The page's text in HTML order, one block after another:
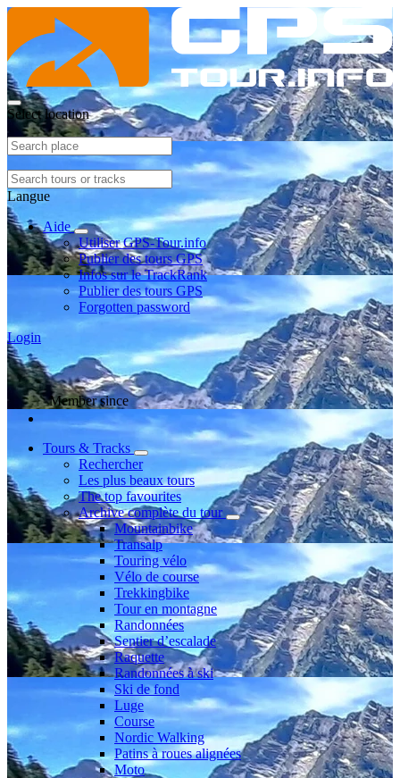
Select location
Langue
Aide
Utiliser GPS-Tour.info
Publier des tours GPS
Infos sur le TrackRank
Publier des tours GPS
Forgotten password
Login
Member since
Tours & Tracks
Rechercher
Les plus beaux tours
The top favourites
Archive complète du tour
Mountainbike
Transalp
Touring vélo
Vélo de course
Trekkingbike
Tour en montagne
Randonnées
Sentier d’escalade
Raquette
Randonnées à ski
Ski de fond
Luge
Course
Nordic Walking
Patins à roues alignées
Moto